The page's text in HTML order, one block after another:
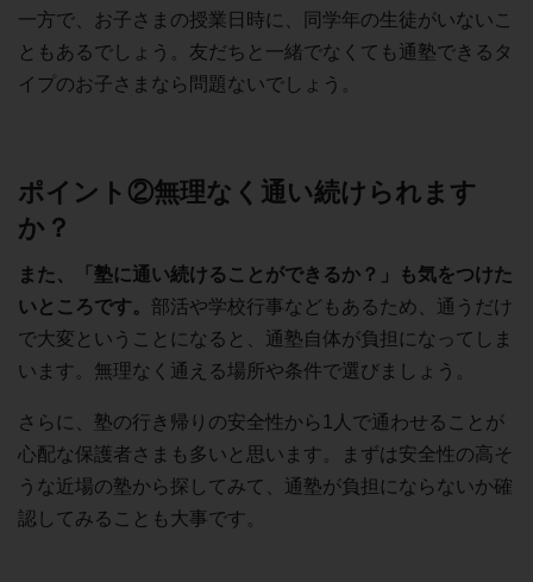
一方で、お子さまの授業日時に、同学年の生徒がいないこ
ともあるでしょう。友だちと一緒でなくても通塾できるタ
イプのお子さまなら問題ないでしょう。
ポイント②無理なく通い続けられます
か？
また、「塾に通い続けることができるか？」も気をつけた
いところです。 部活や学校行事などもあるため、通うだけ
で大変ということになると、通塾自体が負担になってしま
います。無理なく通える場所や条件で選びましょう。
さらに、塾の行き帰りの安全性から1人で通わせることが
心配な保護者さまも多いと思います。まずは安全性の高そ
うな近場の塾から探してみて、通塾が負担にならないか確
認してみることも大事です。